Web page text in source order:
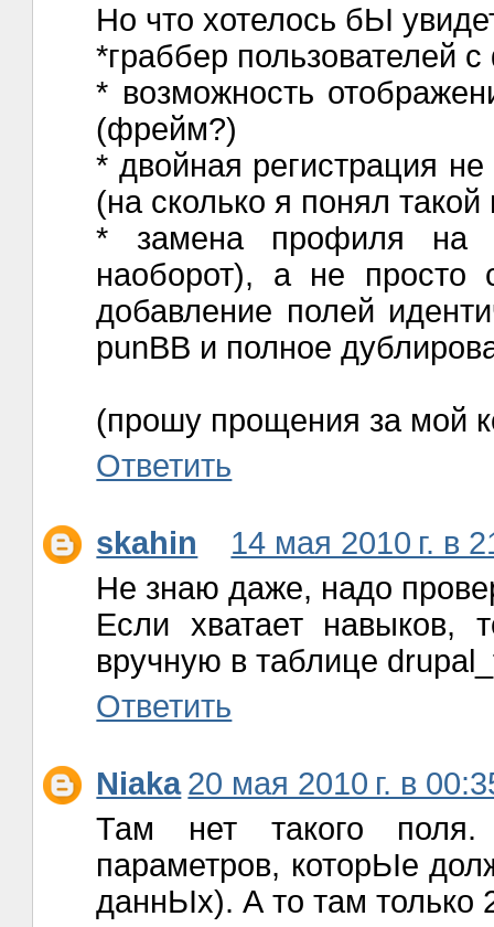
Но что хотелось бЬІ
*граббер пользователей
* возможность
(фрейм?)
* двойная регистрация
(на сколько я понял такой
* замена профиля на
наоборот), а не просто
добавление полей
punBB и полное
(прошу прощения за мой
Ответить
skahin
14 мая 2010 г. в
Не знаю даже, надо
Если хватает навыков,
вручную в таблице
Ответить
Niaka 20 мая 2010 г. в
Там нет такого поля.
параметров, которЬІе
даннЬІх). А то там только